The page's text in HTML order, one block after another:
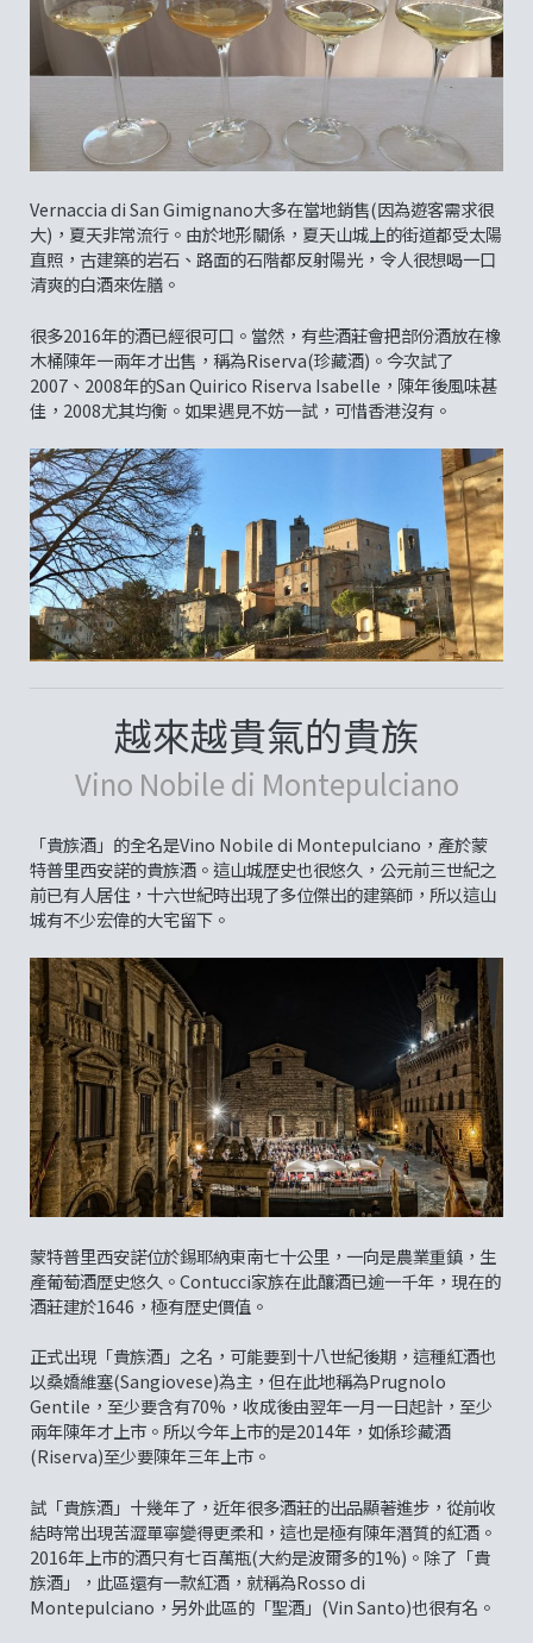
Vernaccia di San Gimignano大多在當地銷售(因為遊客需求很
大)，夏天非常流行。由於地形關係，夏天山城上的街道都受太陽
直照，古建築的岩石、路面的石階都反射陽光，令人很想喝一口
清爽的白酒來佐膳。
很多2016年的酒已經很可口。當然，有些酒莊會把部份酒放在橡
木桶陳年一兩年才出售，稱為Riserva(珍藏酒)。今次試了
2007、2008年的San Quirico Riserva Isabelle，陳年後風味甚
佳，2008尤其均衡。如果遇見不妨一試，可惜香港沒有。
越來越貴氣的貴族
Vino Nobile di Montepulciano
「貴族酒」的全名是Vino Nobile di Montepulciano，產於蒙
特普里西安諾的貴族酒。這山城歴史也很悠久，公元前三世紀之
前已有人居住，十六世紀時出現了多位傑出的建築師，所以這山
城有不少宏偉的大宅留下。
蒙特普里西安諾位於錫耶納東南七十公里，一向是農業重鎮，生
產葡萄酒歴史悠久。Contucci家族在此釀酒已逾一千年，現在的
酒莊建於1646，極有歴史價值。
正式出現「貴族酒」之名，可能要到十八世紀後期，這種紅酒也
以桑嬌維塞(Sangiovese)為主，但在此地稱為Prugnolo
Gentile，至少要含有70%，收成後由翌年一月一日起計，至少
兩年陳年才上市。所以今年上市的是2014年，如係珍藏酒
(Riserva)至少要陳年三年上市。
試「貴族酒」十幾年了，近年很多酒莊的出品顯著進步，從前收
結時常出現苦澀單寧變得更柔和，這也是極有陳年潛質的紅酒。
2016年上市的酒只有七百萬瓶(大約是波爾多的1%)。除了「貴
族酒」，此區還有一款紅酒，就稱為Rosso di
Montepulciano，另外此區的「聖酒」(Vin Santo)也很有名。